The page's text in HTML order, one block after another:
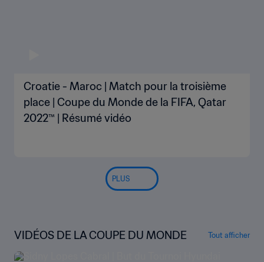
Croatie - Maroc | Match pour la troisième
place | Coupe du Monde de la FIFA, Qatar
2022™ | Résumé vidéo
PLUS
VIDÉOS DE LA COUPE DU MONDE Tout afficher